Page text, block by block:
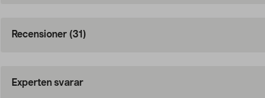
Recensioner (31)
Experten svarar